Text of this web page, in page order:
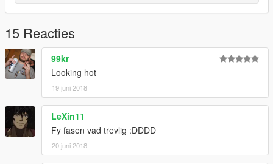
15 Reacties
99kr
Looking hot
19 juni 2018
LeXin11
Fy fasen vad trevlig :DDDD
20 juni 2018